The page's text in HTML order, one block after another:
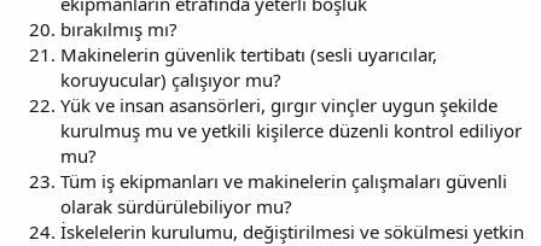
bırakılmış mı?
Makinelerin güvenlik tertibatı (sesli uyarıcılar,
koruyucular) çalışıyor mu?
Yük ve insan asansörleri, gırgır vinçler uygun şekilde
kurulmuş mu ve yetkili kişilerce düzenli kontrol ediliyor
mu?
Tüm iş ekipmanları ve makinelerin çalışmaları güvenli
olarak sürdürülebiliyor mu?
İskelelerin kurulumu, değiştirilmesi ve sökülmesi yetkin